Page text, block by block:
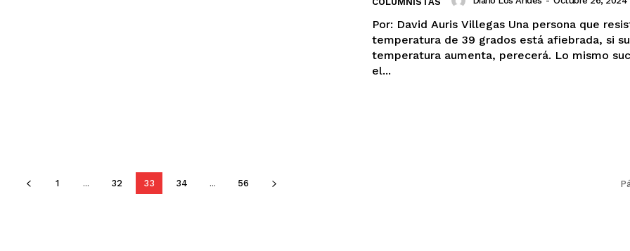
Por: David Auris Villegas Una persona que resiste una
temperatura de 39 grados está afiebrada, si su
temperatura aumenta, perecerá. Lo mismo
el...
1 ... 32 33 34 ... 56